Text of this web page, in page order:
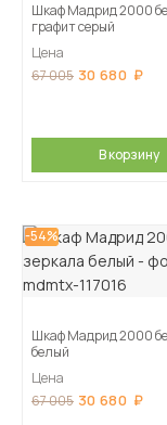
Шкаф Мадрид 2000
графит серый
Цена
67 005 30 680
В корзину
-54%
Шкаф Мадрид 2000
белый
Цена
67 005 30 680